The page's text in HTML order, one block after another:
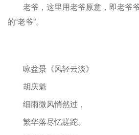
老爷，这里用老爷原意，即老爷爷
的“老爷”。
咏盆景《风轻云淡》
胡庆魁
细雨微风悄然过，
繁华落尽忆蹉跎。